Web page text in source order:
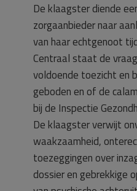
De klaagster diende
zorgaanbieder naar
van haar echtgenoot
Centraal staat de
voldoende toezicht en
geboden en of de
bij de Inspectie
De klaagster verwijt
waakzaamheid,
toezeggingen over
dossier en gebrekkige